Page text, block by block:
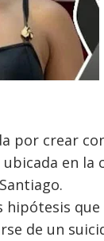
por crear
en la
hipótesis
de un